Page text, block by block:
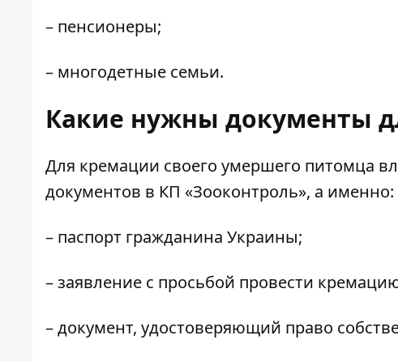
– пенсионеры;
– многодетные семьи.
Какие нужны документы
Для кремации своего умершего питомца
документов в КП «Зооконтроль», а именно:
– паспорт гражданина Украины;
– заявление с просьбой провести
– документ, удостоверяющий право